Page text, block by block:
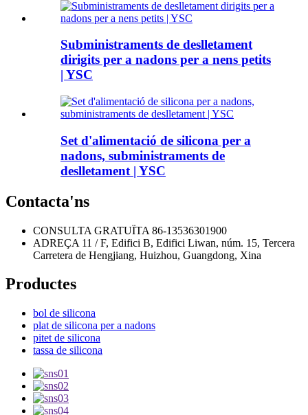
Subministraments de deslletament
dirigits per a nadons per a nens petits
| YSC
Set d'alimentació de silicona per a
nadons, subministraments de
deslletament | YSC
Contacta'ns
CONSULTA GRATUÏTA 86-13536301900
ADREÇA 11 / F, Edifici B, Edifici Liwan, núm. 15, Tercera
Carretera de Hengjiang, Huizhou, Guangdong, Xina
Productes
bol de silicona
plat de silicona per a nadons
pitet de silicona
tassa de silicona